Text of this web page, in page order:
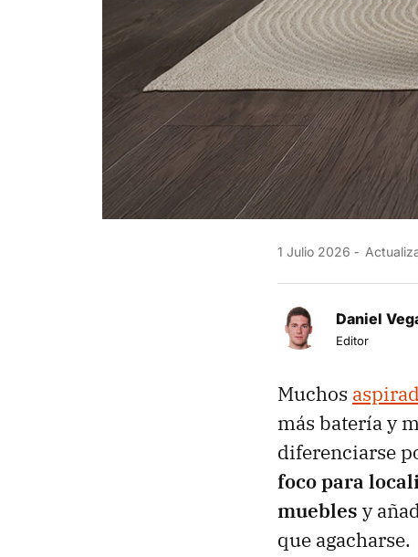
1 Julio 2026
Daniel
Editor
Muchos
más batería y
diferenciarse
foco para
muebles y
que agacharse.